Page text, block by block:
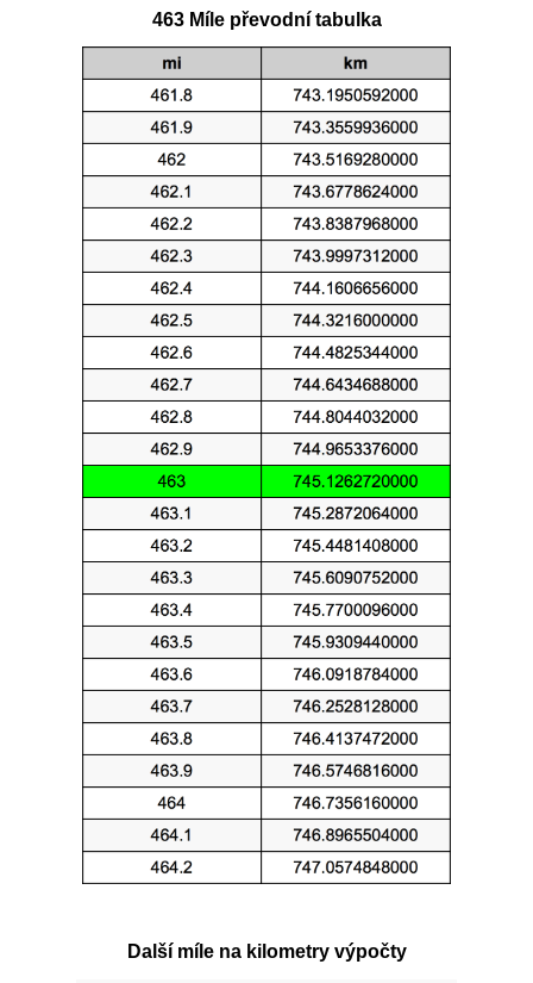
463 Míle převodní tabulka
Další míle na kilometry výpočty